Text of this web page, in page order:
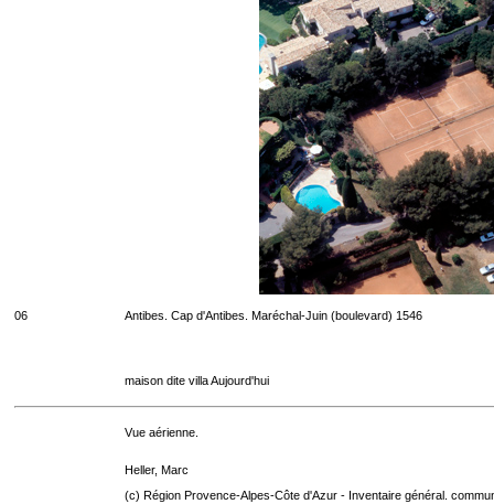
06 Antibes. Cap d'Antibes. Maréchal-Juin (boulevard) 1546
maison dite villa Aujourd'hui
Vue aérienne.
Heller, Marc
(c) Région Provence-Alpes-Côte d'Azur - Inventaire général.